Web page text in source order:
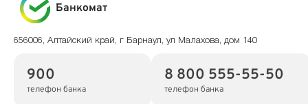
Банкомат
656006, Алтайский край, г Барнаул, ул Малахова, дом 140
900
телефон банка
8 800 555-55-50
телефон банка